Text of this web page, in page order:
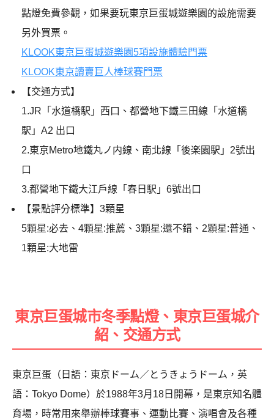
點燈免費參觀，如果要玩東京巨蛋城遊樂園的設施需要
另外買票。
KLOOK東京巨蛋城遊樂園5項設施體驗門票
KLOOK東京讀賣巨人棒球賽門票
【交通方式】
1.JR「水道橋駅」西口、都營地下鐵三田線「水道橋
駅」A2 出口
2.東京Metro地鐵丸ノ内線、南北線「後楽園駅」2號出
口
3.都營地下鐵大江戶線「春日駅」6號出口
【景點評分標準】3顆星
5顆星:必去、4顆星:推薦、3顆星:還不錯、2顆星:普通、
1顆星:大地雷
東京巨蛋城市冬季點燈、東京巨蛋城介
紹、交通方式
東京巨蛋（日語：東京ドーム／とうきょうドーム，英
語： Tokyo Dome）於1988年3月18日開幕，是東京知名體
育場，時常用來舉辦棒球賽事、運動比賽、演唱會及各種